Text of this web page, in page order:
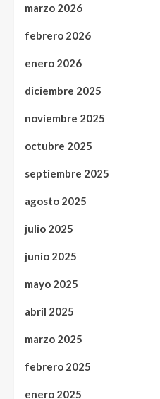
marzo 2026
febrero 2026
enero 2026
diciembre 2025
noviembre 2025
octubre 2025
septiembre 2025
agosto 2025
julio 2025
junio 2025
mayo 2025
abril 2025
marzo 2025
febrero 2025
enero 2025